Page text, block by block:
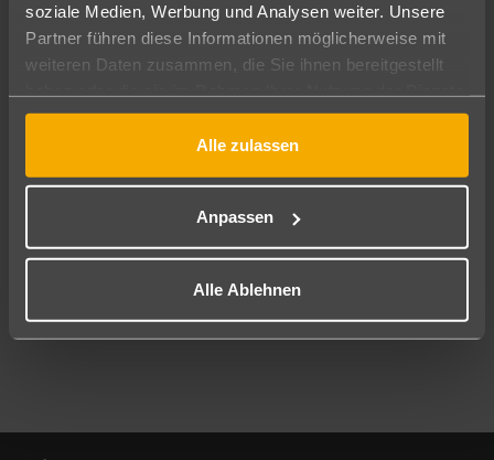
soziale Medien, Werbung und Analysen weiter. Unsere
Partner führen diese Informationen möglicherweise mit
weiteren Daten zusammen, die Sie ihnen bereitgestellt
gesammelt haben.
Alle zulassen
Anpassen
Alle Ablehnen
Abflughafen
Alle Abflughäfen
11.08.26–09.08.27 7-21 Nächte
Mehr Filter anzeigen